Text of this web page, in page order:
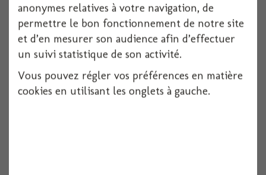
anonymes relatives à votre navigation, de
permettre le bon fonctionnement de notre site
et d’en mesurer son audience afin d’effectuer
un suivi statistique de son activité.
Vous pouvez régler vos préférences en matière
cookies en utilisant les onglets à gauche.